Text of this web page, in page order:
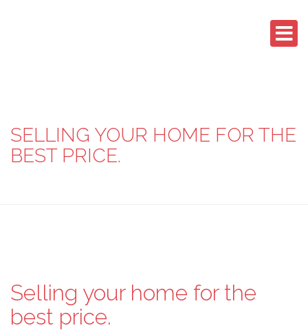
SELLING YOUR HOME FOR THE
BEST PRICE.
Selling your home for the
best price.